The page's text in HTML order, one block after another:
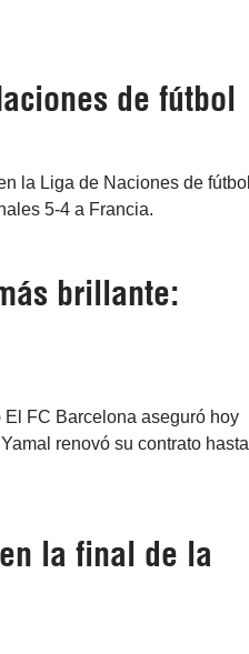
de fútbol
la Liga de Naciones de fútbol
5-4 a Francia.
brillante:
FC Barcelona aseguró hoy
renovó su contrato hasta
la final de la